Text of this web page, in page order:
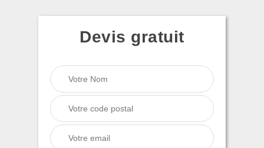
Devis gratuit